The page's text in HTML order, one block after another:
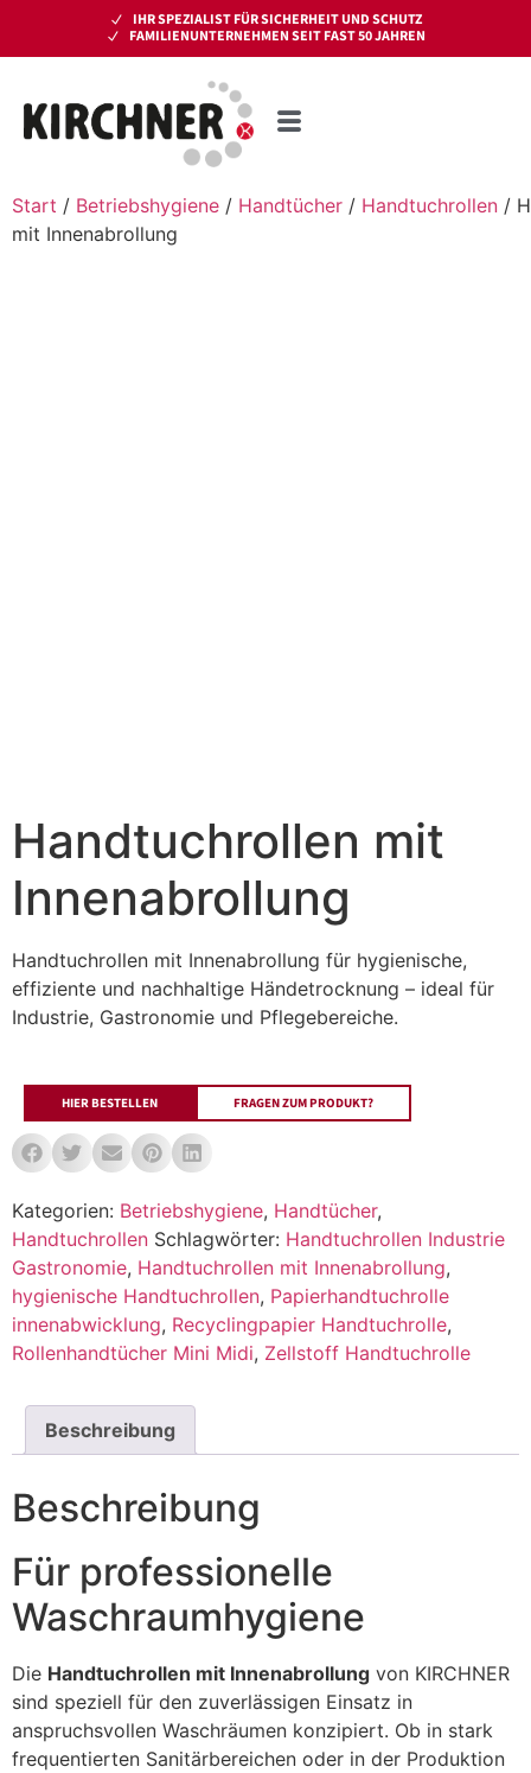
IHR SPEZIALIST FÜR SICHERHEIT UND SCHUTZ
FAMILIENUNTERNEHMEN SEIT FAST 50 JAHREN
Start / Betriebshygiene / Handtücher / Handtuchrollen /
mit Innenabrollung
Handtuchrollen mit
Innenabrollung
Handtuchrollen mit Innenabrollung für hygienische,
effiziente und nachhaltige Händetrocknung – ideal für
Industrie, Gastronomie und Pflegebereiche.
HIER BESTELLEN FRAGEN ZUM PRODUKT?
Kategorien: Betriebshygiene, Handtücher,
Handtuchrollen Schlagwörter: Handtuchrollen Industrie
Gastronomie, Handtuchrollen mit Innenabrollung,
hygienische Handtuchrollen, Papierhandtuchrolle
innenabwicklung, Recyclingpapier Handtuchrolle,
Rollenhandtücher Mini Midi, Zellstoff Handtuchrolle
Beschreibung
Beschreibung
Für professionelle
Waschraumhygiene
Die Handtuchrollen mit Innenabrollung von KIRCHNER
sind speziell für den zuverlässigen Einsatz in
anspruchsvollen Waschräumen konzipiert. Ob in stark
frequentierten Sanitärbereichen oder in der Produktion